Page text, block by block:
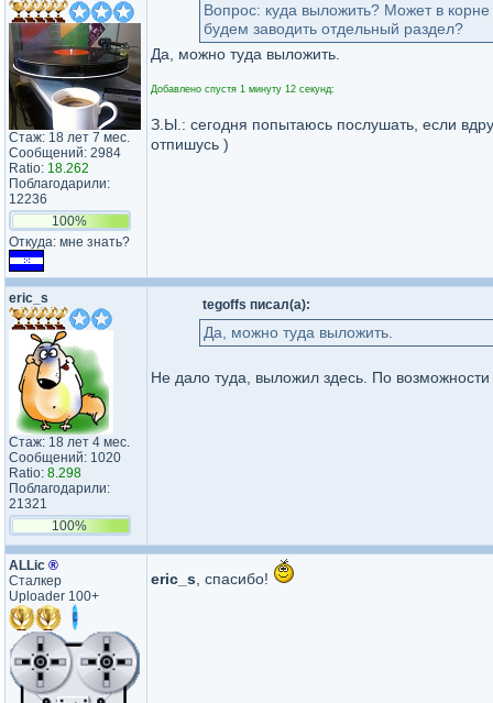
Стаж: 18 лет 7 мес.
Сообщений: 2984
Ratio: 18.262
Поблагодарили:
12236
100%
Откуда: мне знать?
Вопрос: куда выложить? Может в
будем заводить отдельный раздел?
Да, можно туда выложить.
Добавлено спустя 1 минуту 12 секунд:
З.Ы.: сегодня попытаюсь послушать, если
отпишусь )
eric_s
Стаж: 18 лет 4 мес.
Сообщений: 1020
Ratio: 8.298
Поблагодарили:
21321
100%
tegoffs писал(а):
Да, можно туда выложить.
Не дало туда, выложил здесь. По
ALLic ®
Сталкер
Uploader 100+
eric_s , спасибо!